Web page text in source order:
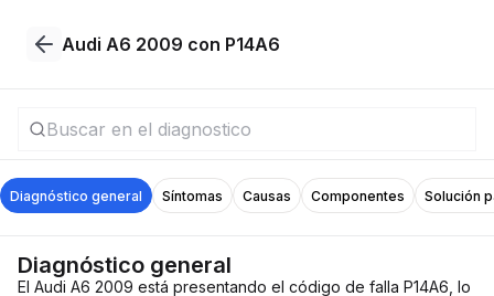
Audi A6 2009 con P14A6
Diagnóstico general Síntomas Causas Componentes Solución
Diagnóstico general
El Audi A6 2009 está presentando el código de falla P14A6, lo